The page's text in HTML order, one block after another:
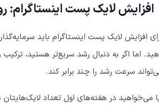
افزایش لایک پست
افزایش لایک پست اینستاگرام باید
اما اگر به دنبال رشد سریع‌تر هستید،
سرعت رشد را چند برابر کند.
می‌خواهید در هفته‌های اول تعداد لایک‌هایتان